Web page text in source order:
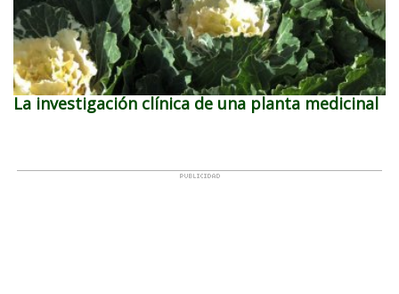
La investigación clínica de una planta medicinal